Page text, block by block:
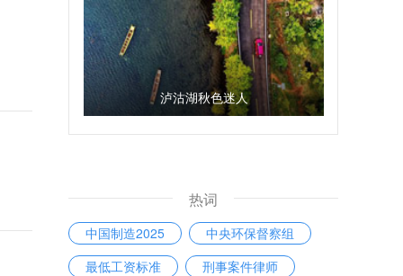
泸沽湖秋色迷人
热词
中国制造2025
中央环保督察组
最低工资标准
刑事案件律师